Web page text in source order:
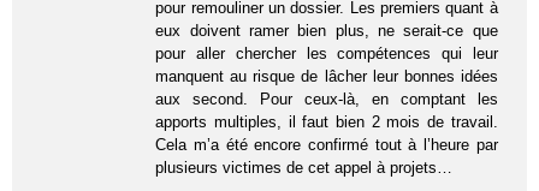
pour remouliner un dossier. Les premiers quant à
eux doivent ramer bien plus, ne serait-ce que
pour aller chercher les compétences qui leur
manquent au risque de lâcher leur bonnes idées
aux second. Pour ceux-là, en comptant les
apports multiples, il faut bien 2 mois de travail.
Cela m’a été encore confirmé tout à l’heure par
plusieurs victimes de cet appel à projets…